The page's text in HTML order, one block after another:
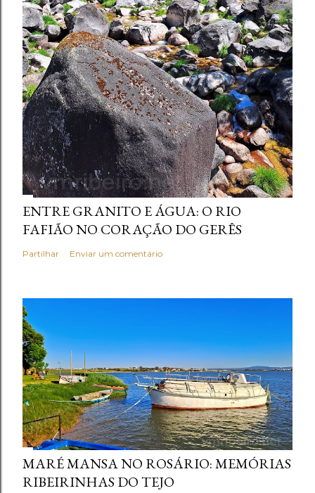
ENTRE GRANITO E ÁGUA: O RIO
FAFIÃO NO CORAÇÃO DO GERÊS
Partilhar Enviar um comentário
MARÉ MANSA NO ROSÁRIO: MEMÓRIAS
RIBEIRINHAS DO TEJO